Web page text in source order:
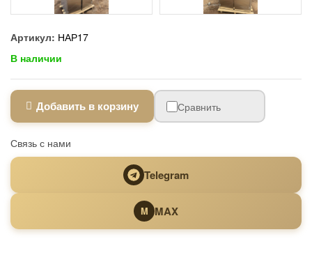
Артикул: НАР17
В наличии
Добавить в корзину Сравнить
Связь с нами
Telegram
M MAX